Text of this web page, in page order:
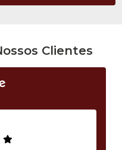
Clientes